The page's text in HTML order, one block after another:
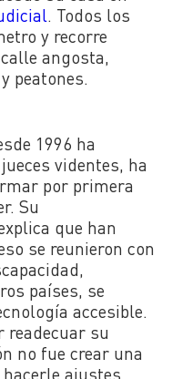
. Todos los
y recorre
angosta,
peatones.
1996 ha
videntes, ha
por primera
Su
que han
se reunieron con
países, se
accesible.
readecuar su
no fue crear una
ajustes